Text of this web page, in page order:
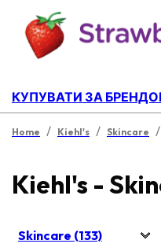
КУПУВАТИ ЗА
Home / Kiehl's / Skincare /
Kiehl's -
Skincare (133)